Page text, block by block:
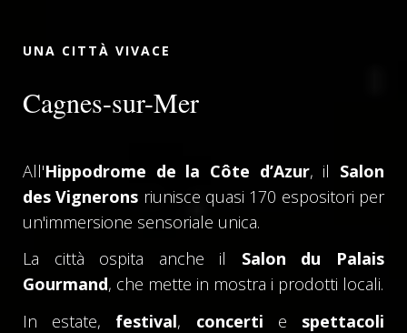
UNA CITTÀ VIVACE
Cagnes-sur-Mer
All'Hippodrome de la Côte d’Azur, il Salon
des Vignerons riunisce quasi 170 espositori per
un'immersione sensoriale unica.
La città ospita anche il Salon du Palais
Gourmand, che mette in mostra i prodotti locali.
In estate, festival, concerti e spettacoli